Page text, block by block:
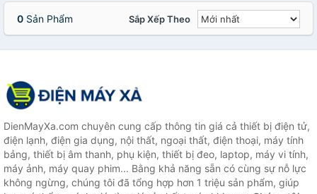
0 Sản Phẩm Sắp Xếp Theo
DienMayXa.com chuyên cung cấp thông tin giá cả thiết bị điện tử,
điện lạnh, điện gia dụng, nội thất, ngoại thất, điện thoại, máy tính
bảng, thiết bị âm thanh, phụ kiện, thiết bị đeo, laptop, máy vi tính,
máy ảnh, máy quay phim... Bằng khả năng sẵn có cùng sự nỗ lực
không ngừng, chúng tôi đã tổng hợp hơn 1 triệu sản phẩm, giúp